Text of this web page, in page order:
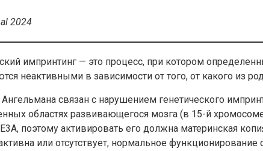
2024
импринтинг — это процесс, при котором
неактивными в зависимости от того, от какого из
связан с нарушением генетического
областях развивающегося мозга (в 15-й
поэтому активировать его должна материнская
или отсутствует, нормальное